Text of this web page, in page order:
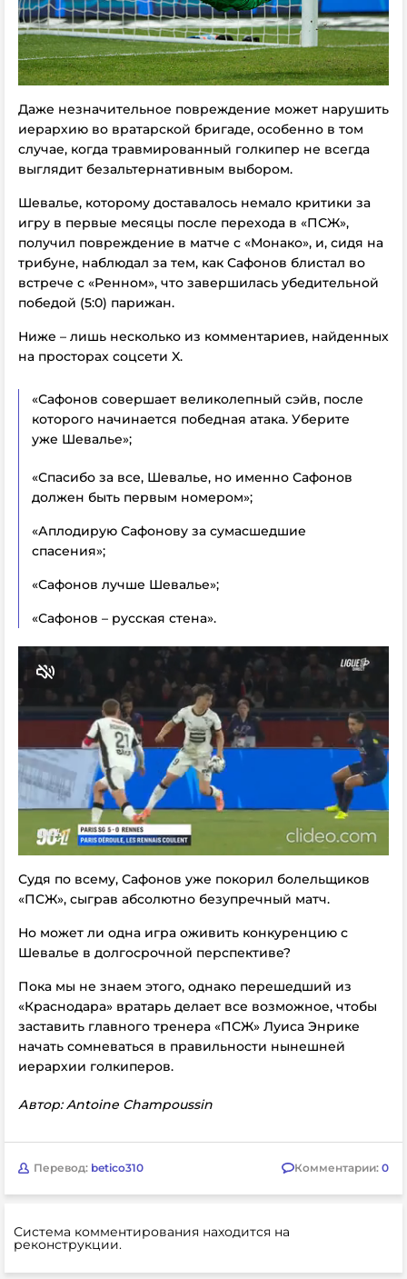
Даже незначительное повреждение может нарушить
иерархию во вратарской бригаде, особенно в том
случае, когда травмированный голкипер не всегда
выглядит безальтернативным выбором.
Шевалье, которому доставалось немало критики за
игру в первые месяцы после перехода в «ПСЖ»,
получил повреждение в матче с «Монако», и, сидя на
трибуне, наблюдал за тем, как Сафонов блистал во
встрече с «Ренном», что завершилась убедительной
победой (5:0) парижан.
Ниже – лишь несколько из комментариев, найденных
на просторах соцсети X.
«Сафонов совершает великолепный сэйв, после
которого начинается победная атака. Уберите
уже Шевалье»;
«Спасибо за все, Шевалье, но именно Сафонов
должен быть первым номером»;
«Аплодирую Сафонову за сумасшедшие
спасения»;
«Сафонов лучше Шевалье»;
«Сафонов – русская стена».
Судя по всему, Сафонов уже покорил болельщиков
«ПСЖ», сыграв абсолютно безупречный матч.
Но может ли одна игра оживить конкуренцию с
Шевалье в долгосрочной перспективе?
Пока мы не знаем этого, однако перешедший из
«Краснодара» вратарь делает все возможное, чтобы
заставить главного тренера «ПСЖ» Луиса Энрике
начать сомневаться в правильности нынешней
иерархии голкиперов.
Автор: Antoine Champoussin
Перевод: betico310 Комментарии: 0
Система комментирования находится на
реконструкции.